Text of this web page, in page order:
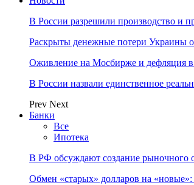
В России разрешили производство и
Раскрыты денежные потери Украины
Оживление на Мосбирже и дефляция в
В России назвали единственное
Prev Next
Банки
Все
Ипотека
В РФ обсуждают создание рыночного
Обмен «старых» долларов на